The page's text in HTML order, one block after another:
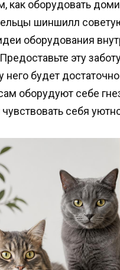
как оборудовать
шиншилл
оборудования
эту
него будет
оборудуют себе
себя